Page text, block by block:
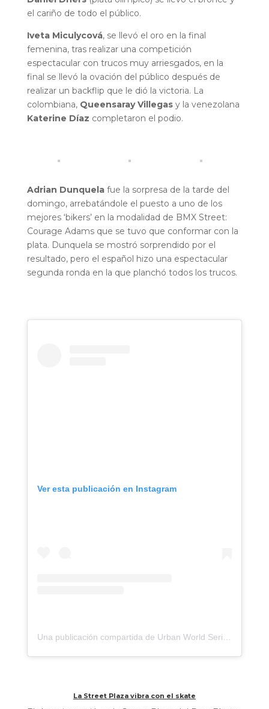
el cariño de todo el público.
Iveta Miculycová, se llevó el oro en la final
femenina, tras realizar una competición
espectacular con trucos muy arriesgados, en la
final se llevó la ovación del público después de
realizar un backflip que le dió la victoria. La
colombiana,Queensaray Villegasy la venezolana
Katerine Díaz completaron el podio.
Adrian Dunquelafue la sorpresa de la tarde del
domingo, arrebatándole el puesto a uno de los
mejores ‘bikers’ en la modalidad de BMX Street:
Courage Adams que se tuvo que conformar con la
plata. Dunquela se mostró sorprendido por el
resultado, pero el español hizo una espectacular
segunda ronda en la que planchó todos los trucos.
Ver esta publicación en Instagram
La Street Plaza vibra con el skate